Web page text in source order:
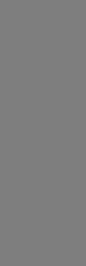
a los